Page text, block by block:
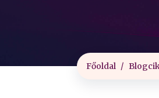
Főoldal